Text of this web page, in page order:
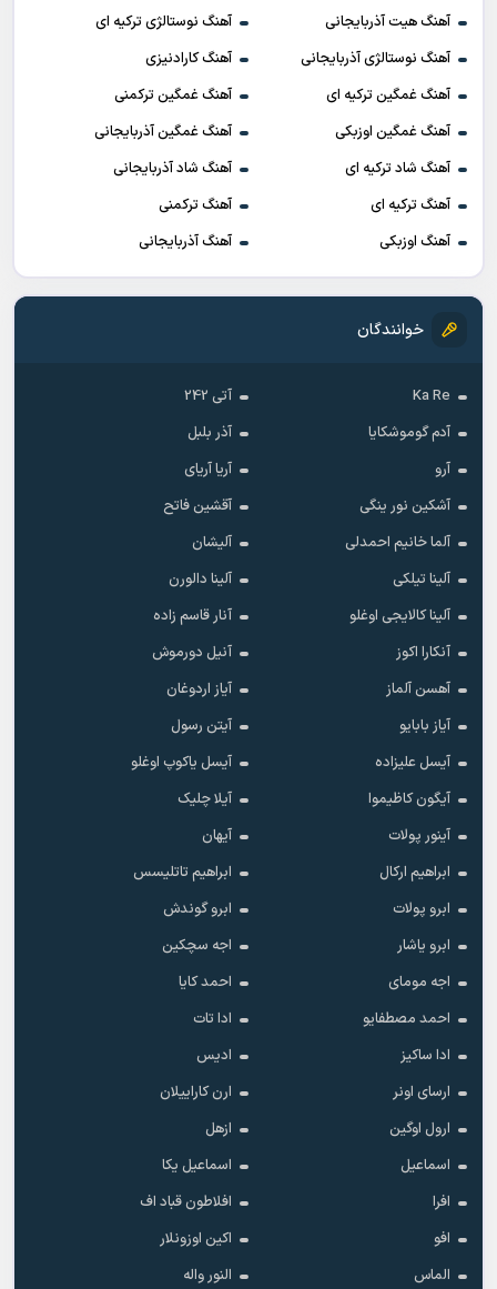
آهنگ هیت آذربایجانی
آهنگ نوستالژی ترکیه ای
آهنگ نوستالژی آذربایجانی
آهنگ کارادنیزی
آهنگ غمگین ترکیه ای
آهنگ غمگین ترکمنی
آهنگ غمگین اوزبکی
آهنگ غمگین آذربایجانی
آهنگ شاد ترکیه ای
آهنگ شاد آذربایجانی
آهنگ ترکیه ای
آهنگ ترکمنی
آهنگ اوزبکی
آهنگ آذربایجانی
خوانندگان
Ka Re
آتی 242
آدم گوموشکایا
آذر بلبل
آرو
آریا آریای
آشکین نور ینگی
آقشین فاتح
آلما خانیم احمدلی
آلیشان
آلینا تیلکی
آلینا دالورن
آلینا کالایجی اوغلو
آنار قاسم زاده
آنکارا اکوز
آنیل دورموش
آهسن آلماز
آیاز اردوغان
آیاز بابایو
آیتن رسول
آیسل علیزاده
آیسل یاکوپ اوغلو
آیگون کاظیموا
آیلا چلیک
آینور پولات
آیهان
ابراهیم ارکال
ابراهیم تاتلیسس
ابرو پولات
ابرو گوندش
ابرو یاشار
اجه سچکین
اجه مومای
احمد کایا
احمد مصطفایو
ادا تات
ادا ساکیز
ادیس
ارسای اونر
ارن کاراییلان
ارول اوگین
ازهل
اسماعیل
اسماعیل یکا
افرا
افلاطون قباد اف
افو
اکین اوزونلار
الماس
النور واله